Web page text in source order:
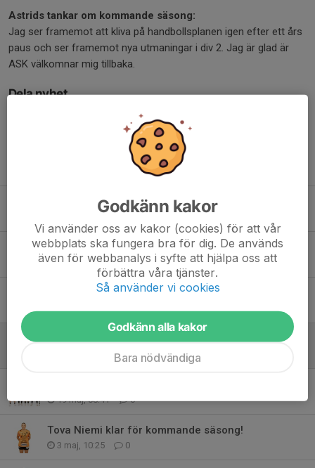
Astrids tankar om kommande säsong:
Jag ser framemot att kliva på handbollsplanen igen efter ett års
paus och ser framemot nya utmaningar i div 2. Jag är glad är
ASK välkomnar mig tillbaka.
Dela nyhet
Truppbygget dam säsongen 2026-2027
Välkommen Rebecka till Anderstorps SK!
30 jun, 11:45 0
Välkommen Kerstin!
Astrid Persson klar
0
19 maj, 08:41 0
Tova Niemi klar för kommande säsong!
3 maj, 10:25 0
Godkänn kakor
Vi använder oss av kakor (cookies) för att vår
webbplats ska fungera bra för dig. De används
även för webbanalys i syfte att hjälpa oss att
förbättra våra tjänster.
Så använder vi cookies
Godkänn alla kakor
Bara nödvändiga